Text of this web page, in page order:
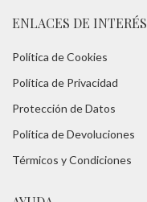
ENLACES DE INTERÉS
Política de Cookies
Política de Privacidad
Protección de Datos
Política de Devoluciones
Térmicos y Condiciones